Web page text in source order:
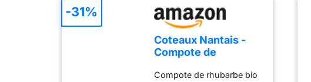
Coteaux Nantais -
Compote de
Compote de rhubarbe bio
-31%